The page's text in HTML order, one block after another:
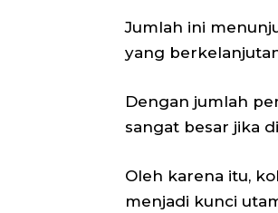
Jumlah ini
yang
Dengan jumlah
sangat besar jika
Oleh karena itu,
menjadi kunci